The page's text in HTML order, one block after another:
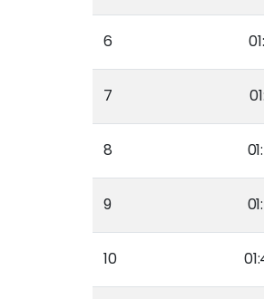
6
7
8
9
10